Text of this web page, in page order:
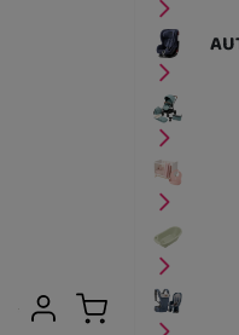
Užívateľská
Prihlásiť sa
Košík